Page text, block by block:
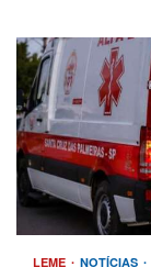
LEME NOTÍCIAS